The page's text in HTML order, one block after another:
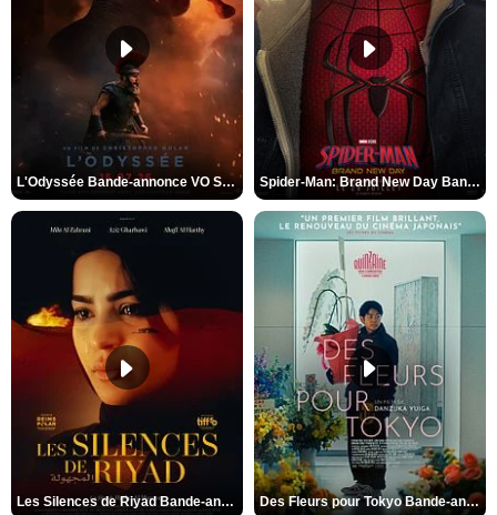
L'Odyssée Bande-annonce VO STFR Spider-Man: Brand New Day Bande-annonce VO STFR
Les Silences de Riyad Bande-annonce VO STFR Des Fleurs pour Tokyo Bande-annonce VO STFR